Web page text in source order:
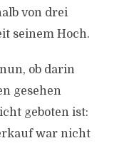
von drei
seinem Hoch.
ob darin
gesehen
geboten ist:
war nicht